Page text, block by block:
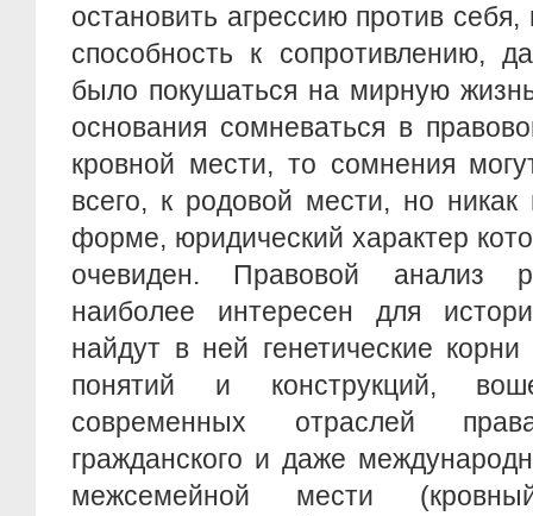
остановить агрессию против
способность к сопротивлению,
было покушаться на мирную
основания сомневаться в
кровной мести, то сомнения
всего, к родовой мести, но
форме, юридический характер
очевиден. Правовой анализ
наиболее интересен для
найдут в ней генетические корни
понятий и конструкций,
современных отраслей
гражданского и даже
межсемейной мести